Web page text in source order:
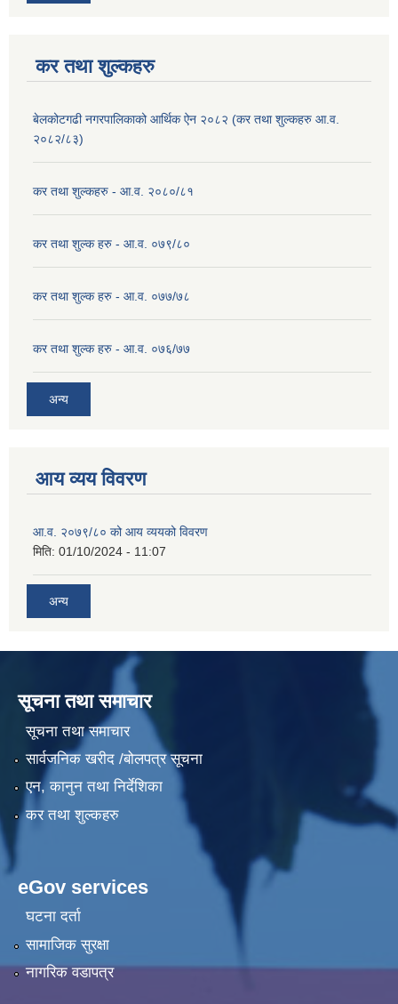
कर तथा शुल्कहरु
बेलकोटगढी नगरपालिकाको आर्थिक ऐन २०८२ (कर तथा शुल्कहरु आ.व.
२०८२/८३)
कर तथा शुल्कहरु - आ.व. २०८०/८१
कर तथा शुल्क हरु - आ.व. ०७९/८०
कर तथा शुल्क हरु - आ.व. ०७७/७८
कर तथा शुल्क हरु - आ.व. ०७६/७७
अन्य
आय व्यय विवरण
आ.व. २०७९/८० को आय व्ययको विवरण
मिति: 01/10/2024 - 11:07
अन्य
सूचना तथा समाचार
सूचना तथा समाचार
सार्वजनिक खरीद /बोलपत्र सूचना
एन, कानुन तथा निर्देशिका
कर तथा शुल्कहरु
eGov services
घटना दर्ता
सामाजिक सुरक्षा
नागरिक वडापत्र